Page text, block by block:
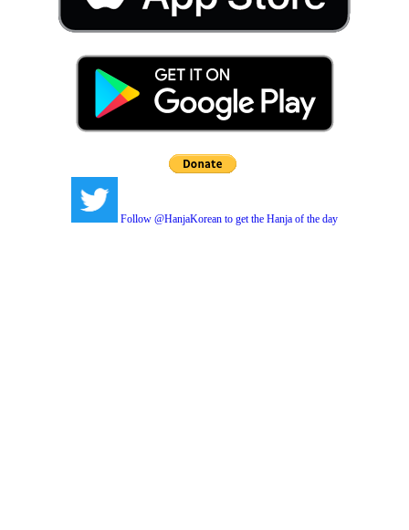
Follow @HanjaKorean to get the Hanja of the day